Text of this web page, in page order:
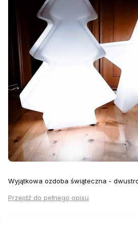
Wyjątkowa ozdoba świąteczna -
Przejdź do pełnego opisu